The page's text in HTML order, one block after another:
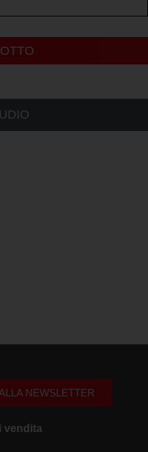
NEWSLETTER
vendita